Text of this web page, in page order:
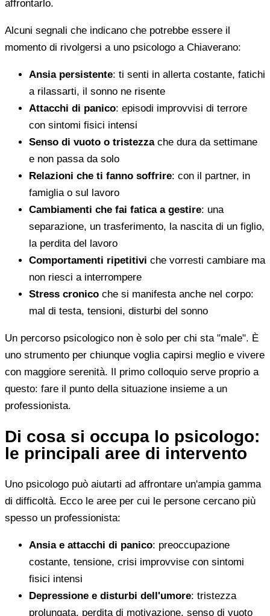
affrontarlo.
Alcuni segnali che indicano che potrebbe essere il
momento di rivolgersi a uno psicologo a Chiaverano:
Ansia persistente: ti senti in allerta costante, fatichi
a rilassarti, il sonno ne risente
Attacchi di panico: episodi improvvisi di terrore
con sintomi fisici intensi
Senso di vuoto o tristezzache dura da settimane
e non passa da solo
Relazioni che ti fanno soffrire: con il partner, in
famiglia o sul lavoro
Cambiamenti che fai fatica a gestire: una
separazione, un trasferimento, la nascita di un figlio,
la perdita del lavoro
Comportamenti ripetitivi che vorresti cambiare ma
non riesci a interrompere
Stress cronico che si manifesta anche nel corpo:
mal di testa, tensioni, disturbi del sonno
Un percorso psicologico non è solo per chi sta "male". È
uno strumento per chiunque voglia capirsi meglio e vivere
con maggiore serenità. Il primo colloquio serve proprio a
questo: fare il punto della situazione insieme a un
professionista.
Di cosa si occupa lo psicologo:
le principali aree di intervento
Uno psicologo può aiutarti ad affrontare un'ampia gamma
di difficoltà. Ecco le aree per cui le persone cercano più
spesso un professionista:
Ansia e attacchi di panico: preoccupazione
costante, tensione, crisi improvvise con sintomi
fisici intensi
Depressione e disturbi dell'umore: tristezza
prolungata, perdita di motivazione, senso di vuoto